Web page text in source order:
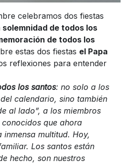
celebramos dos fiestas
solemnidad de todos los
de todos los
estas dos fiestas el Papa
reflexiones para entender
los santos: no solo a los
calendario, sino también
al lado”, a los miembros
que ahora
multitud. Hoy,
Los santos están
hecho, son nuestros